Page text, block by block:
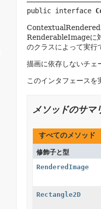
public interface
RenderableImageに
のクラスによって実行
描画に依存しないチ
このインタフェースを
メソッドのサマ
すべてのメソッド
修飾子と型
RenderedImage
Rectangle2D